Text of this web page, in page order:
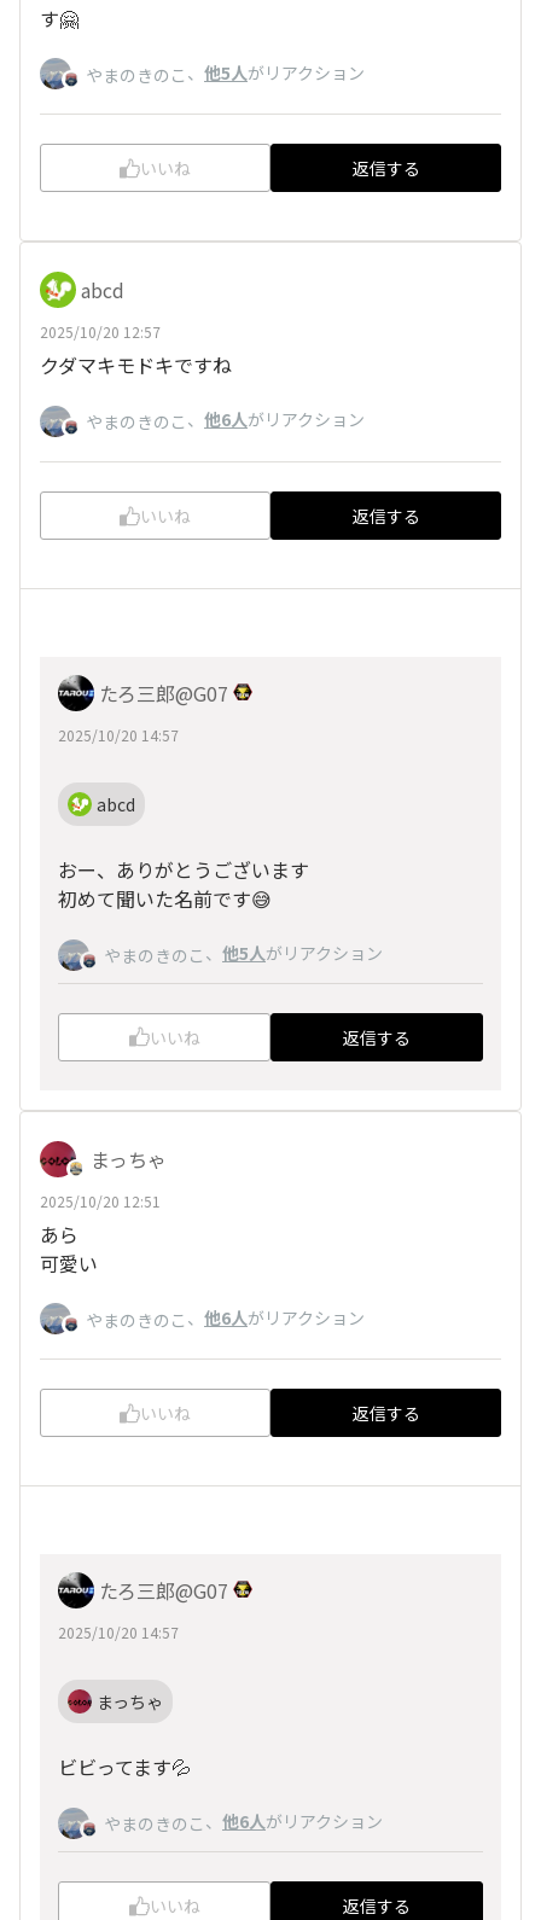
す🤗
やまのきのこ 、 他5人がリアクション
いいね 返信する
abcd
2025/10/20 12:57
クダマキモドキですね
やまのきのこ 、 他6人がリアクション
いいね 返信する
たろ三郎@G07
2025/10/20 14:57
abcd
おー、ありがとうございます
初めて聞いた名前です😅
やまのきのこ 、 他5人がリアクション
いいね 返信する
まっちゃ
2025/10/20 12:51
あら
可愛い
やまのきのこ 、 他6人がリアクション
いいね 返信する
たろ三郎@G07
2025/10/20 14:57
まっちゃ
ビビってます💦
やまのきのこ 、 他6人がリアクション
いいね 返信する